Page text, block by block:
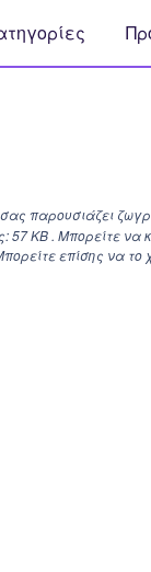
παρουσιάζει
57 KB . Μπορείτε να
επίσης να το